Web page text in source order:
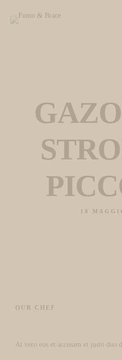
18
OUR CHEF
At vero eos et accusam et justo duo